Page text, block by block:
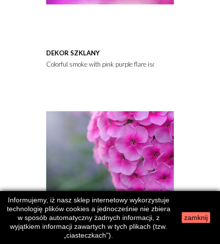
DEKOR SZKLANY
Colorful smoke with pink purple flare isolated on a black
DEKOR SZKLANY
close up of pink hydrangea flower
Informujemy, iż nasz sklep internetowy wykorzystuje
technologię plików cookies a jednocześnie nie zbiera
w sposób automatyczny żadnych informacji, z
wyjątkiem informacji zawartych w tych plikach (tzw.
„ciasteczkach”).
zamknij